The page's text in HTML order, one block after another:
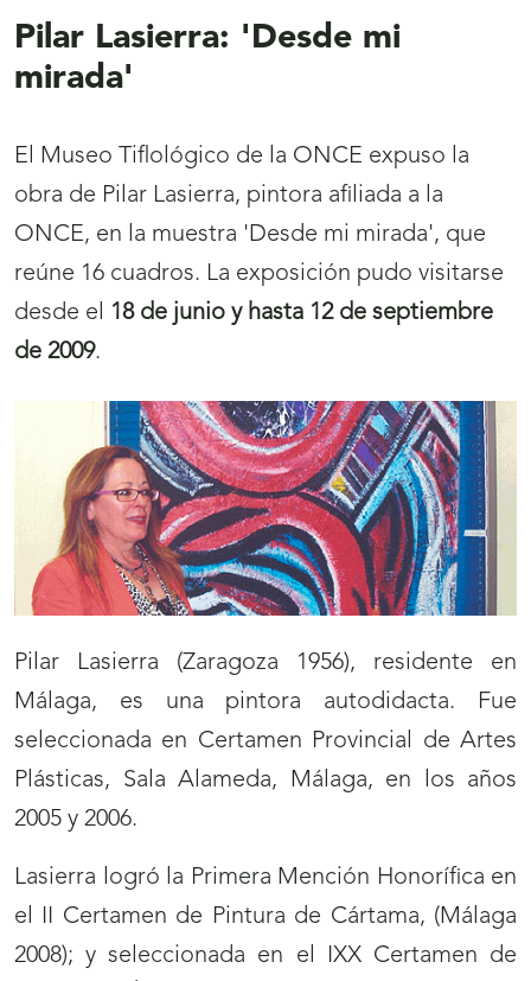
Pilar Lasierra: 'Desde mi
mirada'
El Museo Tiflológico de la ONCE expuso la
obra de Pilar Lasierra, pintora afiliada a la
ONCE, en la muestra 'Desde mi mirada', que
reúne 16 cuadros. La exposición pudo visitarse
desde el 18 de junio y hasta 12 de septiembre
de 2009.
Pilar Lasierra (Zaragoza 1956), residente en
Málaga, es una pintora autodidacta. Fue
seleccionada en Certamen Provincial de Artes
Plásticas, Sala Alameda, Málaga, en los años
2005 y 2006.
Lasierra logró la Primera Mención Honorífica en
el II Certamen de Pintura de Cártama, (Málaga
2008); y seleccionada en el IXX Certamen de